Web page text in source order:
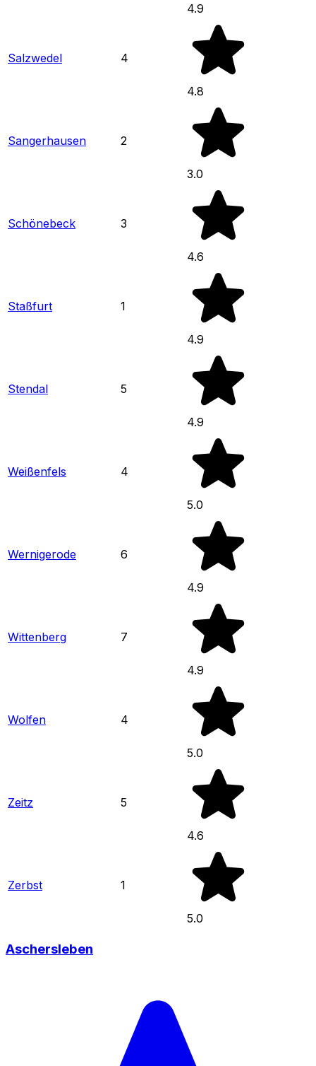
4.9
Salzwedel 4
4.8
Sangerhausen 2
3.0
Schönebeck 3
4.6
Staßfurt 1
4.9
Stendal 5
4.9
Weißenfels 4
5.0
Wernigerode 6
4.9
Wittenberg 7
4.9
Wolfen 4
5.0
Zeitz 5
4.6
Zerbst 1
5.0
Aschersleben